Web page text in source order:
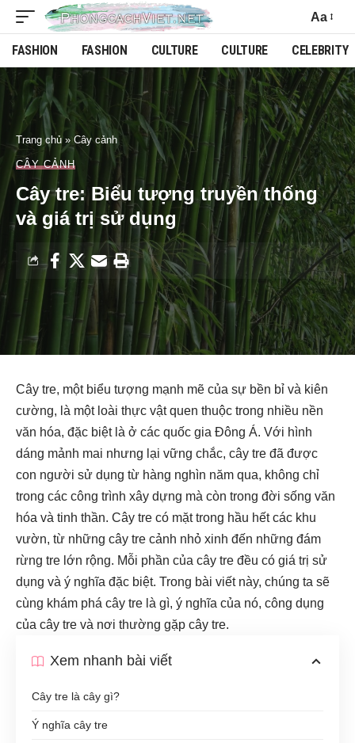
Aa
FASHION FASHION CULTURE CULTURE CELEBRITY
Trang chủ»Cây cảnh
CÂY CẢNH
Cây tre: Biểu tượng truyền thống
và giá trị sử dụng
Cây tre, một biểu tượng mạnh mẽ của sự bền bỉ và kiên
cường, là một loài thực vật quen thuộc trong nhiều nền
văn hóa, đặc biệt là ở các quốc gia Đông Á. Với hình
dáng mảnh mai nhưng lại vững chắc, cây tre đã được
con người sử dụng từ hàng nghìn năm qua, không chỉ
trong các công trình xây dựng mà còn trong đời sống văn
hóa và tinh thần. Cây tre có mặt trong hầu hết các khu
vườn, từ những cây tre cảnh nhỏ xinh đến những đám
rừng tre lớn rộng. Mỗi phần của cây tre đều có giá trị sử
dụng và ý nghĩa đặc biệt. Trong bài viết này, chúng ta sẽ
cùng khám phá cây tre là gì, ý nghĩa của nó, công dụng
của cây tre và nơi thường gặp cây tre.
Xem nhanh bài viết
Cây tre là cây gì?
Ý nghĩa cây tre